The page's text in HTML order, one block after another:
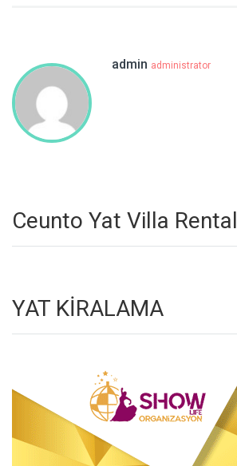
admin administrator
Ceunto Yat Villa Rental
YAT KİRALAMA